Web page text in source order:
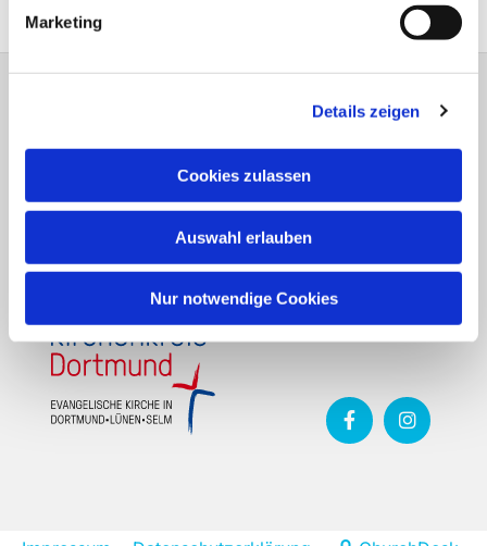
Marketing
Details zeigen
Cookies zulassen
Auswahl erlauben
Nur notwendige Cookies
Evangelische Kirchengemeinde Wellinghofen
44265 Dortmund
Fon:+49 231 46 40 56
gemeindebuero@evangelisch-in-